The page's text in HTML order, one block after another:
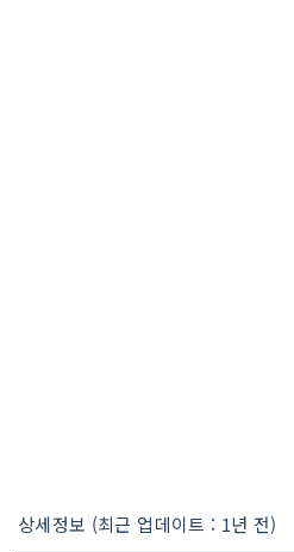
상세정보 (최근 업데이트 : 1년 전)